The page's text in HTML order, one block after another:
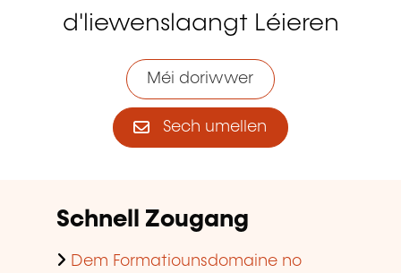
d'liewenslaangt Léieren
Méi doriwwer
Sech umellen
Schnell Zougang
Dem Formatiounsdomaine no